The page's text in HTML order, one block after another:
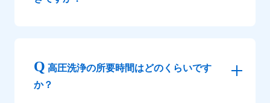
高圧洗浄の所要時間はどのくらいです
か？